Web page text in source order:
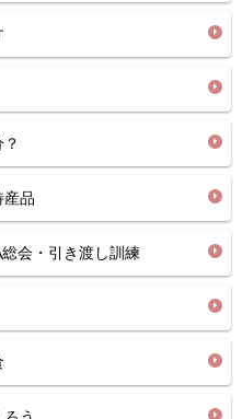
品
会・引き渡し訓練